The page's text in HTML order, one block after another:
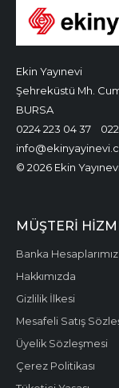
Ekin Yayınevi
Şehreküstü Mh.
BURSA
0224 223 04 37
© 2026 Ekin
MÜŞTERI
Banka Hesaplarımız
Hakkımızda
Gizlilik İlkesi
Mesafeli Satış
Üyelik Sözleşmesi
Çerez Politikası